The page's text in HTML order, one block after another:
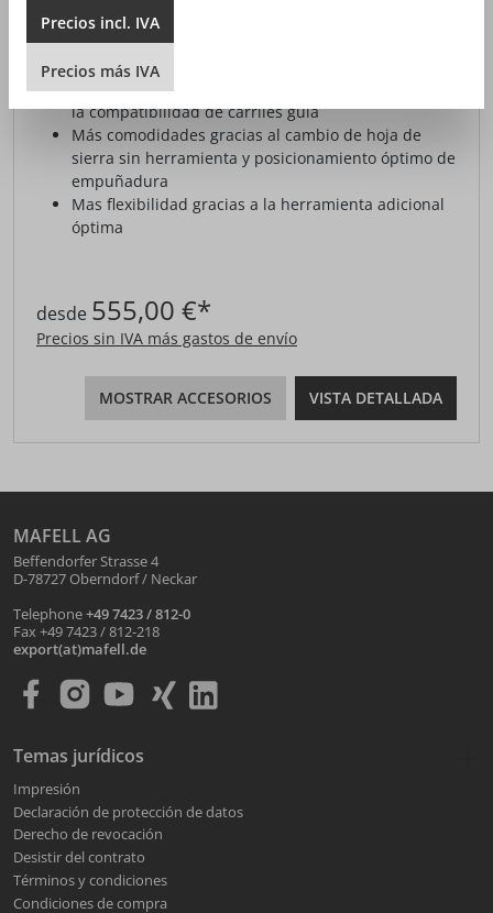
Más fuerza gracias al potente motor CUprex
Compact
Más precisión gracias a la hoja de sierra CUnex y a
la compatibilidad de carriles guia
Más comodidades gracias al cambio de hoja de
sierra sin herramienta y posicionamiento óptimo de
empuñadura
Mas flexibilidad gracias a la herramienta adicional
óptima
desde 555,00 €*
Precios sin IVA más gastos de envío
MOSTRAR ACCESORIOS VISTA DETALLADA
MAFELL AG
Beffendorfer Strasse 4
D-78727 Oberndorf / Neckar
Telephone+49 7423 / 812-0
Fax +49 7423 / 812-218
export(at)mafell.de
Temas jurídicos
Impresión
Declaración de protección de datos
Derecho de revocación
Desistir del contrato
Términos y condiciones
Condiciones de compra
Precios incl. IVA
Precios más IVA